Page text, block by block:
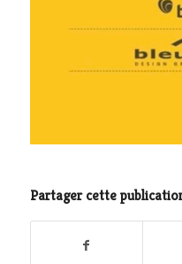
Partager cette